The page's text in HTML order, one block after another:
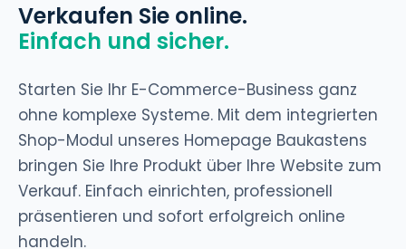
Verkaufen Sie online.
Einfach und sicher.
Starten Sie Ihr E-Commerce-Business ganz
ohne komplexe Systeme. Mit dem integrierten
Shop-Modul unseres Homepage Baukastens
bringen Sie Ihre Produkt über Ihre Website zum
Verkauf. Einfach einrichten, professionell
präsentieren und sofort erfolgreich online
handeln.